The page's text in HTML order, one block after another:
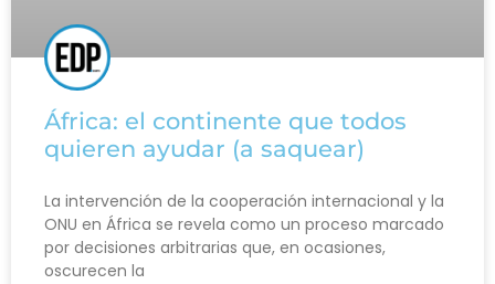
África: el continente que todos
quieren ayudar (a saquear)
La intervención de la cooperación internacional y la
ONU en África se revela como un proceso marcado
por decisiones arbitrarias que, en ocasiones,
oscurecen la